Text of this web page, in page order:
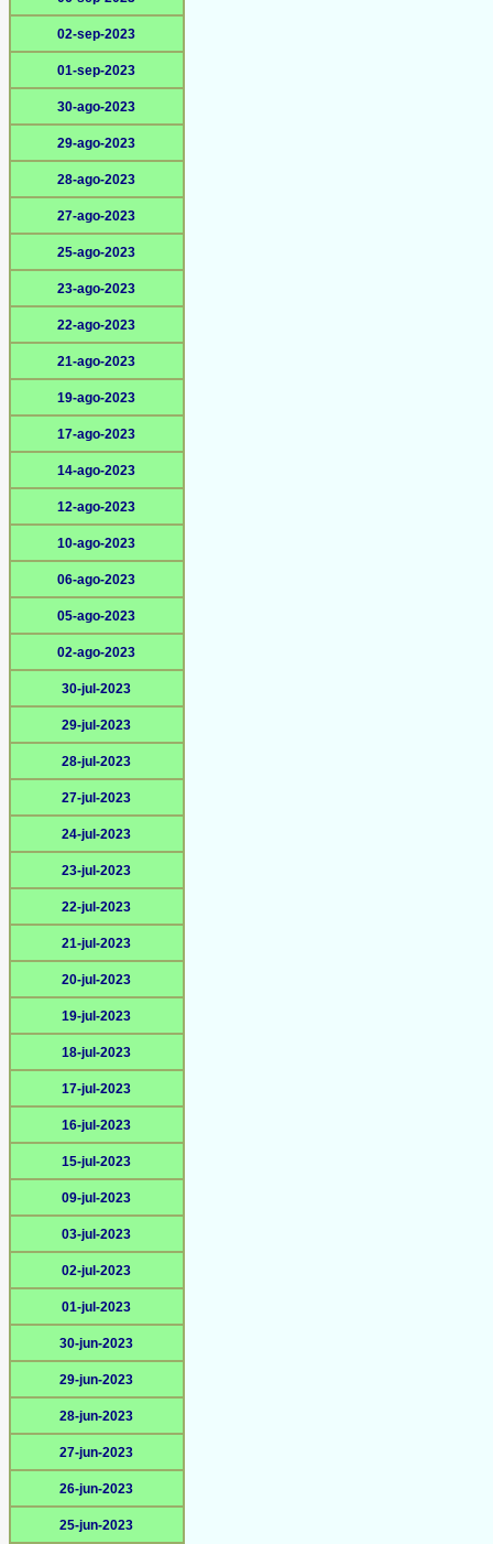
02-sep-2023
01-sep-2023
30-ago-2023
29-ago-2023
28-ago-2023
27-ago-2023
25-ago-2023
23-ago-2023
22-ago-2023
21-ago-2023
19-ago-2023
17-ago-2023
14-ago-2023
12-ago-2023
10-ago-2023
06-ago-2023
05-ago-2023
02-ago-2023
30-jul-2023
29-jul-2023
28-jul-2023
27-jul-2023
24-jul-2023
23-jul-2023
22-jul-2023
21-jul-2023
20-jul-2023
19-jul-2023
18-jul-2023
17-jul-2023
16-jul-2023
15-jul-2023
09-jul-2023
03-jul-2023
02-jul-2023
01-jul-2023
30-jun-2023
29-jun-2023
28-jun-2023
27-jun-2023
26-jun-2023
25-jun-2023